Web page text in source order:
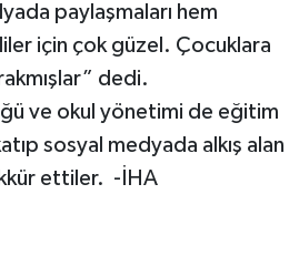
paylaşmaları hem
için çok güzel. Çocuklara
dedi.
ve okul yönetimi de eğitim
sosyal medyada alkış alan
ettiler. -İHA